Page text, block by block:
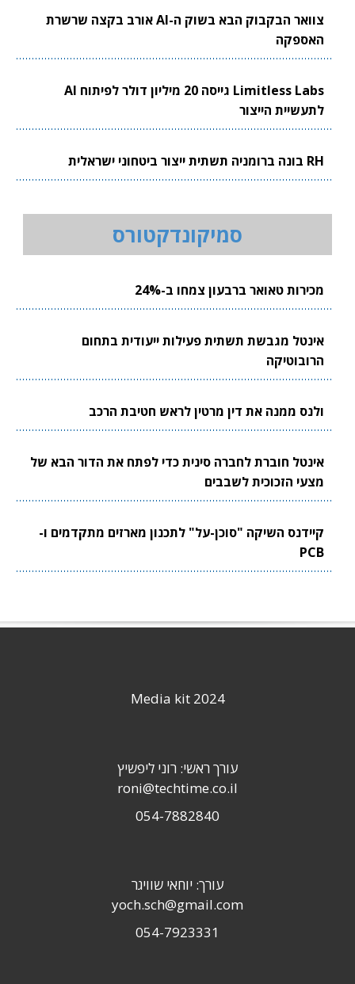
צוואר הבקבוק הבא בשוק ה-AI אורב בקצה שרשרת
האספקה
Limitless Labs גייסה 20 מיליון דולר לפיתוח AI
לתעשיית הייצור
RH בונה ברומניה תשתית ייצור ביטחוני ישראלית
סמיקונדקטורס
מכירות טאואר ברבעון צמחו ב-24%
אינטל מגבשת תשתית פעילות ייעודית בתחום
הרובוטיקה
ולנס ממנה את דין מרטין לראש חטיבת הרכב
אינטל חוברת לחברה סינית כדי לפתח את הדור הבא של
מצעי הזכוכית לשבבים
קיידנס השיקה "סוכן-על" לתכנון מארזים מתקדמים ו-
PCB
Media kit 2024
עורך ראשי: רוני ליפשיץ
roni@techtime.co.il
054-7882840
עורך: יוחאי שוויגר
yoch.sch@gmail.com
054-7923331